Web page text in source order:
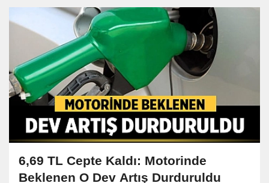
6,69 TL Cepte Kaldı: Motorinde
Beklenen O Dev Artış Durduruldu